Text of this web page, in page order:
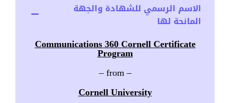
الاسم الرسمي للشهادة والجهة
المانحة لها
Communications 360 Cornell Certificate
Program
– from –
Cornell University